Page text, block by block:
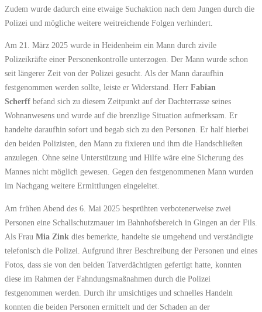
Zudem wurde dadurch eine etwaige Suchaktion nach dem Jungen durch die
Polizei und mögliche weitere weitreichende Folgen verhindert.
Am 21. März 2025 wurde in Heidenheim ein Mann durch zivile
Polizeikräfte einer Personenkontrolle unterzogen. Der Mann wurde schon
seit längerer Zeit von der Polizei gesucht. Als der Mann daraufhin
festgenommen werden sollte, leiste er Widerstand. Herr Fabian
Scherff befand sich zu diesem Zeitpunkt auf der Dachterrasse seines
Wohnanwesens und wurde auf die brenzlige Situation aufmerksam. Er
handelte daraufhin sofort und begab sich zu den Personen. Er half hierbei
den beiden Polizisten, den Mann zu fixieren und ihm die Handschließen
anzulegen. Ohne seine Unterstützung und Hilfe wäre eine Sicherung des
Mannes nicht möglich gewesen. Gegen den festgenommenen Mann wurden
im Nachgang weitere Ermittlungen eingeleitet.
Am frühen Abend des 6. Mai 2025 besprühten verbotenerweise zwei
Personen eine Schallschutzmauer im Bahnhofsbereich in Gingen an der Fils.
Als Frau Mia Zink dies bemerkte, handelte sie umgehend und verständigte
telefonisch die Polizei. Aufgrund ihrer Beschreibung der Personen und eines
Fotos, dass sie von den beiden Tatverdächtigten gefertigt hatte, konnten
diese im Rahmen der Fahndungsmaßnahmen durch die Polizei
festgenommen werden. Durch ihr umsichtiges und schnelles Handeln
konnten die beiden Personen ermittelt und der Schaden an der